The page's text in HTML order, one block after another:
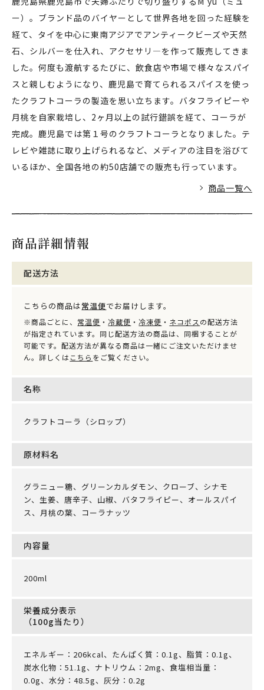
ー）。ブランド品のバイヤーとして世界各地を回った経験を
経て、タイを中心に東南アジアでアンティークビーズや天然
石、シルバーを仕入れ、アクセサリ―を作って販売してきま
した。何度も渡航するたびに、飲食店や市場で様々なスパイ
スと親しむようになり、鹿児島で育てられるスパイスを使っ
たクラフトコーラの製造を思い立ちます。バタフライピーや
月桃を自家栽培し、2ヶ月以上の試行錯誤を経て、コーラが
完成。鹿児島では第１号のクラフトコーラとなりました。テ
レビや雑誌に取り上げられるなど、メディアの注目を浴びて
いるほか、全国各地の約50店舗での販売も行っています。
商品一覧へ
商品詳細情報
配送方法
こちらの商品は常温便でお届けします。
※商品ごとに、 常温便 ・冷蔵便 ・冷凍便 ・ ネコポス の配送方法
が指定されています。同じ配送方法の商品は、同梱することが
可能です。配送方法が異なる商品は一緒にご注文いただけませ
ん。詳しくはこちら をご覧ください。
名称
クラフトコーラ（シロップ）
原材料名
グラニュー糖、グリーンカルダモン、クローブ、シナモ
ン、生姜、唐辛子、山椒、バタフライピー、オールスパイ
ス、月桃の葉、コーラナッツ
内容量
200ml
栄養成分表示
（100g当たり）
エネルギー：206kcal、たんぱく質：0.1g、脂質：0.1g、
炭水化物：51.1g、ナトリウム：2mg、食塩相当量：
0.0g、水分：48.5g、灰分：0.2g